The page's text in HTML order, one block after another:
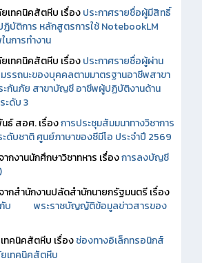
เทคนิคสัตหีบ เรื่องประกาศรายชื่อผู้มีสิทธิ์
ฏิบัติการ หลักสูตรการใช้ NotebookLM
นการทำงาน
เทคนิคสัตหีบ เรื่องประกาศรายชื่อผู้ผ่าน
รรถนะของบุคคลตามมาตรฐานอาชีพสาขา
ะกันภัย สาขาบัญชี อาชีพผู้ปฏิบัติงานด้าน
ดับ 3
นธ์ สอศ.เรื่องการประชุมสัมมนาทางวิชาการ
ดับชาติ ศูนย์ภาษาของซีมีโอ ประจำปี 2569
กงานนักศึกษาวิชาทหาร เรื่องการลงบัญชี
ากสำนักงานปลัดสำนักนายกรัฐมนตรี เรื่อง
วกับ พระราชบัญญัติข้อมูลข่าวสารของ
ทคนิคสัตหีบ เรื่องช่องทางอิเล็กทรอนิกส์
เทคนิคสัตหีบ